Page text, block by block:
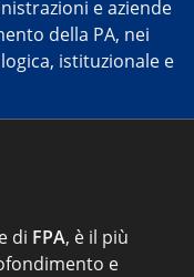
e aziende
della PA, nei
istituzionale e
di FPA, è il più
e